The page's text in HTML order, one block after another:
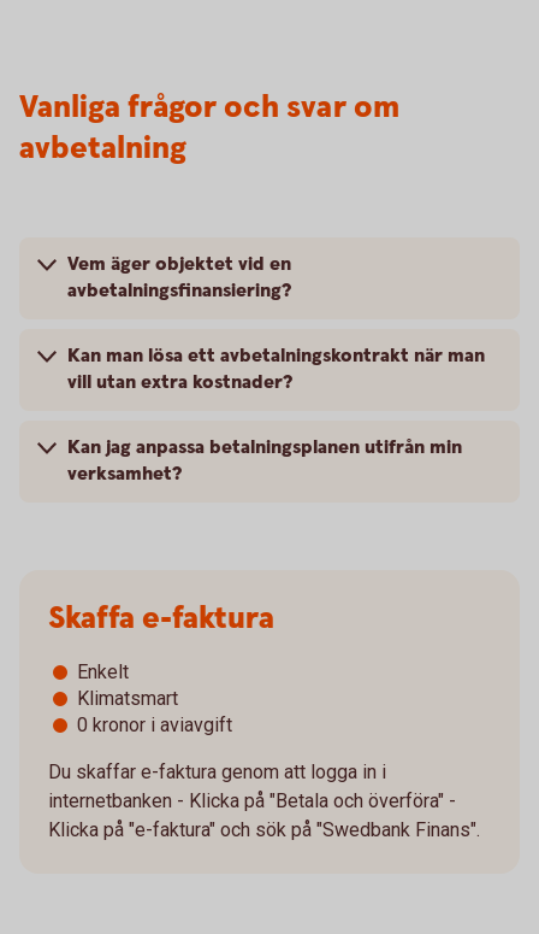
Vanliga frågor och svar om
avbetalning
Vem äger objektet vid en
avbetalningsfinansiering?
Kan man lösa ett avbetalningskontrakt när man
vill utan extra kostnader?
Kan jag anpassa betalningsplanen utifrån min
verksamhet?
Skaffa e-faktura
Enkelt
Klimatsmart
0 kronor i aviavgift
Du skaffar e-faktura genom att logga in i
internetbanken - Klicka på "Betala och överföra" -
Klicka på "e-faktura" och sök på "Swedbank Finans".